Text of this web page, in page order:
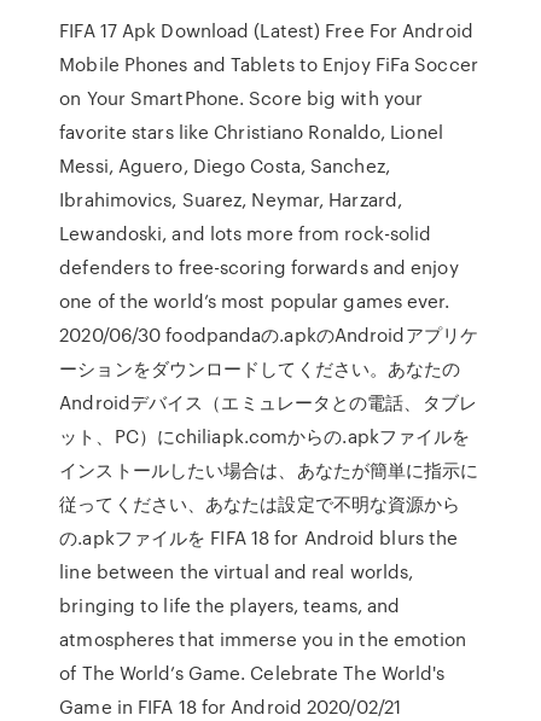
FIFA 17 Apk Download (Latest) Free For Android
Mobile Phones and Tablets to Enjoy FiFa Soccer
on Your SmartPhone. Score big with your
favorite stars like Christiano Ronaldo, Lionel
Messi, Aguero, Diego Costa, Sanchez,
Ibrahimovics, Suarez, Neymar, Harzard,
Lewandoski, and lots more from rock-solid
defenders to free-scoring forwards and enjoy
one of the world’s most popular games ever.
2020/06/30 foodpandaの.apkのAndroidアプリケ
ーションをダウンロードしてください。あなたの
Androidデバイス（エミュレータとの電話、タブレ
ット、PC）にchiliapk.comからの.apkファイルを
インストールしたい場合は、あなたが簡単に指示に
従ってください、あなたは設定で不明な資源から
の.apkファイルを FIFA 18 for Android blurs the
line between the virtual and real worlds,
bringing to life the players, teams, and
atmospheres that immerse you in the emotion
of The World’s Game. Celebrate The World's
Game in FIFA 18 for Android 2020/02/21